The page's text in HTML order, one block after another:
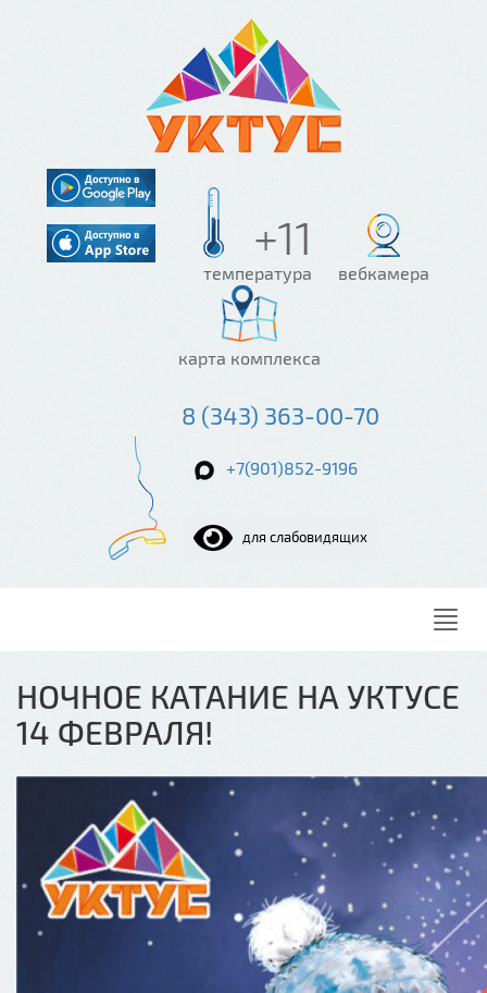
+11
температура вебкамера
карта комплекса
8 (343) 363-00-70
+7(901)852-9196
для слабовидящих
НОЧНОЕ КАТАНИЕ НА УКТУСЕ
14 ФЕВРАЛЯ!